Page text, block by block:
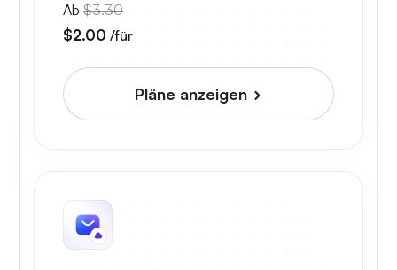
Ab $3.30
$2.00 /für
Pläne anzeigen